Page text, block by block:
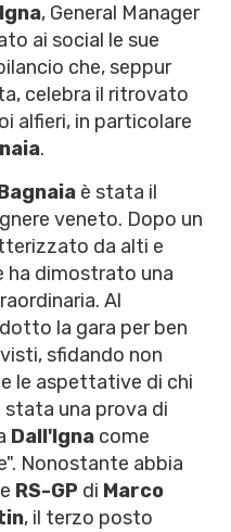
, General Manager
ai social le sue
che, seppur
celebra il ritrovato
alfieri, in particolare
.
è stata il
veneto. Dopo un
da alti e
ha dimostrato una
Al
la gara per ben
sfidando non
le aspettative di chi
stata una prova di
Dall'Igna come
Nonostante abbia
RS-GP di Marco
, il terzo posto